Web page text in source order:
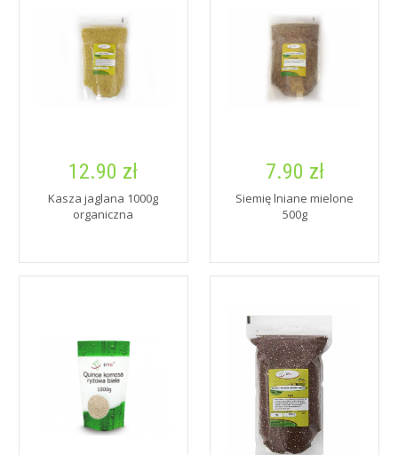
12.90 zł
Kasza jaglana 1000g
organiczna
7.90 zł
Siemię lniane mielone
500g